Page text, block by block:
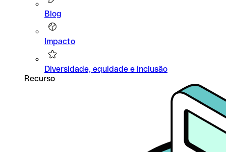
Blog
Impacto
Diversidade, equidade e inclusão
Recurso